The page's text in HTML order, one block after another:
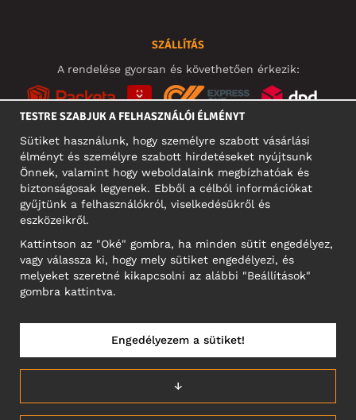
SZÁLLÍTÁS
A rendelése gyorsan és követhetően érkezik:
KÖZÖSSÉGI MÉDIA
Motley Denim Europe OÜ
Narva mnt 5, EE-10117 Tallinn
Reg: 12356245
MAGYARORSZÁG/MAGYAR
TESTRE SZABJUK A FELHASZNÁLÓI ÉLMÉNYT
Sütiket használunk, hogy személyre szabott vásárlási
élményt és személyre szabott hirdetéseket nyújtsunk
Önnek, valamint hogy weboldalaink megbízhatóak és
biztonságosak legyenek. Ebből a célból információkat
gyűjtünk a felhasználókról, viselkedésükről és
eszközeikről.
Kattintson az "Oké" gombra, ha minden sütit engedélyez,
vagy válassza ki, hogy mely sütiket engedélyezi, és
melyeket szeretné kikapcsolni az alábbi "Beállítások"
gombra kattintva.
↓
Engedélyezem a sütiket!